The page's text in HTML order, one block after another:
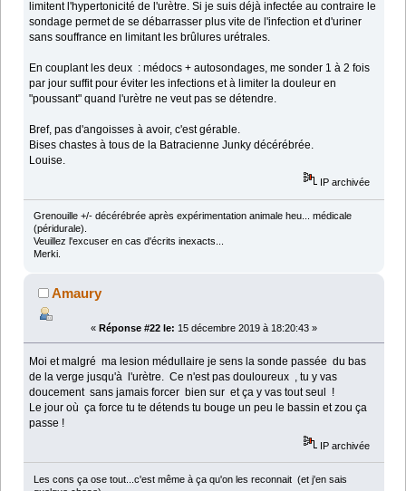
limitent l'hypertonicité de l'urètre. Si je suis déjà infectée au contraire le
sondage permet de se débarrasser plus vite de l'infection et d'uriner
sans souffrance en limitant les brûlures urétrales.
En couplant les deux : médocs + autosondages, me sonder 1 à 2 fois
par jour suffit pour éviter les infections et à limiter la douleur en
"poussant" quand l'urètre ne veut pas se détendre.
Bref, pas d'angoisses à avoir, c'est gérable.
Bises chastes à tous de la Batracienne Junky décérébrée.
Louise.
IP archivée
Grenouille +/- décérébrée après expérimentation animale heu... médicale
(péridurale).
Veuillez l'excuser en cas d'écrits inexacts...
Merki.
Amaury
« Réponse #22 le: 15 décembre 2019 à 18:20:43 »
Moi et malgré ma lesion médullaire je sens la sonde passée du bas
de la verge jusqu'à l'urètre. Ce n'est pas douloureux , tu y vas
doucement sans jamais forcer bien sur et ça y vas tout seul !
Le jour où ça force tu te détends tu bouge un peu le bassin et zou ça
passe !
IP archivée
Les cons ça ose tout...c'est même à ça qu'on les reconnait (et j'en sais